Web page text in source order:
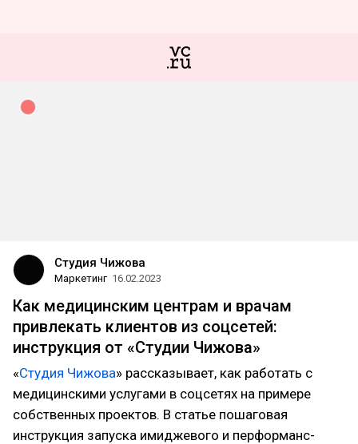
Студия Чижова
Маркетинг 16.02.2023
Как медицинским центрам и врачам
привлекать клиентов из соцсетей:
инструкция от «Студии Чижова»
«Студия Чижова» рассказывает, как работать с
медицинскими услугами в соцсетях на примере
собственных проектов. В статье пошаговая
инструкция запуска имиджевого и перформанс-